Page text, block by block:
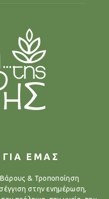
ΓΙΑ ΕΜΑΣ
& Τροποποίηση
στην ενημέρωση,